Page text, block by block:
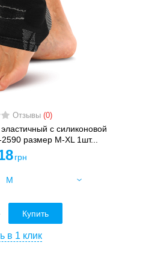
Отзывы (0)
с силиконовой
размер M-XL 1шт...
грн
Купить
в 1 клик